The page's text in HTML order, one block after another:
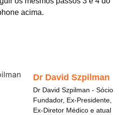
acima.
Dr David Szpilman
Dr David Szpilman - Sócio
Fundador, Ex-Presidente,
Ex-Diretor Médico e atual